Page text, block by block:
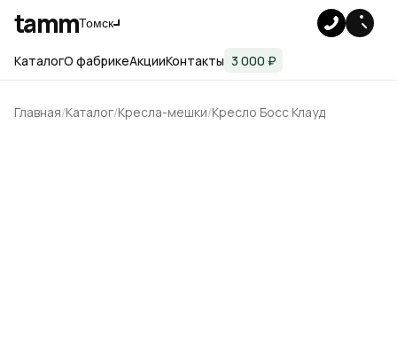
tammТомск
КаталогО фабрикеАкцииКонтакты 3 000 ₽
Главная Каталог Кресла-мешки Кресло Босс Клауд